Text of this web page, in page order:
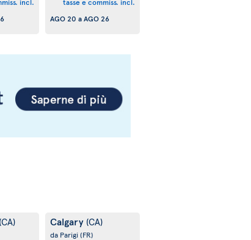
incl.
tasse e commiss. incl.
AGO 20 aAGO 26
(CA) Calgary (CA)
da Parigi(FR)